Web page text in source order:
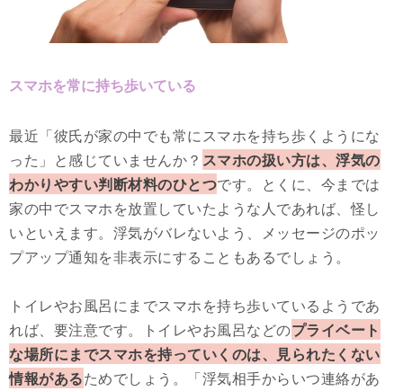
スマホを常に持ち歩いている
最近「彼氏が家の中でも常にスマホを持ち歩くようにな
った」と感じていませんか？ スマホの扱い方は、浮気の
わかりやすい判断材料のひとつです。とくに、今までは
家の中でスマホを放置していたような人であれば、怪し
いといえます。浮気がバレないよう、メッセージのポッ
プアップ通知を非表示にすることもあるでしょう。
トイレやお風呂にまでスマホを持ち歩いているようであ
れば、要注意です。トイレやお風呂などのプライベート
な場所にまでスマホを持っていくのは、見られたくない
情報があるためでしょう。「浮気相手からいつ連絡があ